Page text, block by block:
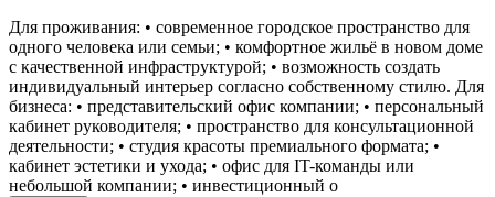
Для проживания: • современное городское пространство для
одного человека или семьи; • комфортное жильё в новом доме
с качественной инфраструктурой; • возможность создать
индивидуальный интерьер согласно собственному стилю. Для
бизнеса: • представительский офис компании; • персональный
кабинет руководителя; • пространство для консультационной
деятельности; • студия красоты премиального формата; •
кабинет эстетики и ухода; • офис для IT-команды или
небольшой компании; • инвестиционный о